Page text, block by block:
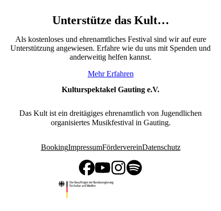
Unterstütze das Kult…
Als kostenloses und ehrenamtliches Festival sind wir auf eure
Unterstützung angewiesen. Erfahre wie du uns mit Spenden und
anderweitig helfen kannst.
Mehr Erfahren
Kulturspektakel Gauting e.V.
Das Kult ist ein dreitägiges ehrenamtlich von Jugendlichen
organisiertes Musikfestival in Gauting.
BookingImpressumFördervereinDatenschutz